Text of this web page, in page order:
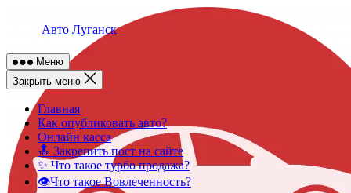
Авто Луганск
Меню
Закрыть меню
Главная
Как опубликовать авто?
Онлайн касса
🔝 Закрепить пост на сайте
✨ Что такое турбо продажа?
👁️Что такое Вовлеченность?